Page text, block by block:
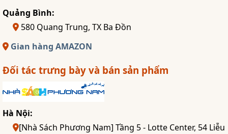
Quảng Bình:
580 Quang Trung, TX Ba Đồn
Gian hàng AMAZON
Đối tác trưng bày và bán sản phẩm
Hà Nội:
[Nhà Sách Phương Nam] Tầng 5 - Lotte Center, 54 Liễu